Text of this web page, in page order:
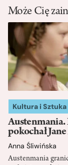
Może Cię
Kultura i Sztuka
Austenmania.
pokochał
Anna Śliwińska
Austenmania